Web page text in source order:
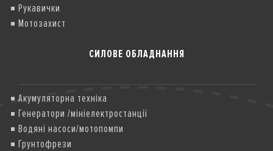
Рукавички
Мотозахист
СИЛОВЕ ОБЛАДНАННЯ
Акумуляторна техніка
Генератори /мініелектростанції
Водяні насоси/мотопомпи
Грунтофрези